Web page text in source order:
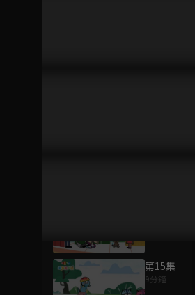
第15集
9分鐘
好康資訊